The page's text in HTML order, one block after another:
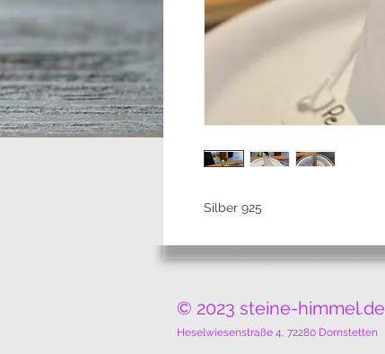
Silber 925
© 2023 steine-himmel.de
Heselwiesenstraße 4, 72280 Dornstetten